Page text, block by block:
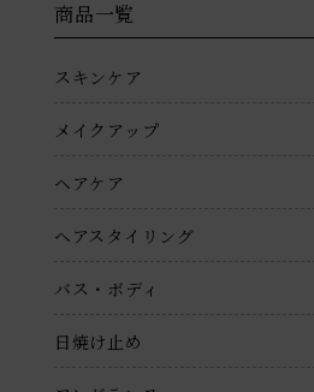
商品一覧
スキンケア
メイクアップ
ヘアケア
ヘアスタイリング
バス・ボディ
日焼け止め